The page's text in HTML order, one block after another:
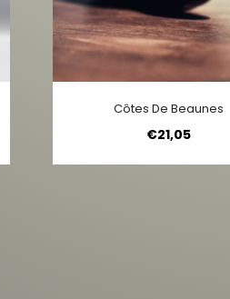
Côtes De Beaunes
€21,05